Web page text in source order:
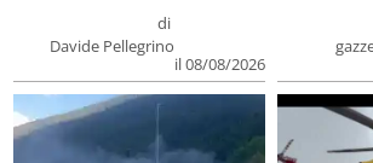
di
Davide Pellegrino
il 08/08/2026